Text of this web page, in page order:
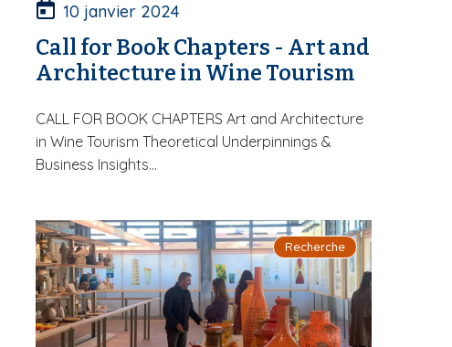
10 janvier 2024
Call for Book Chapters - Art and
Architecture in Wine Tourism
CALL FOR BOOK CHAPTERS Art and Architecture
in Wine Tourism Theoretical Underpinnings &
Business Insights...
Recherche